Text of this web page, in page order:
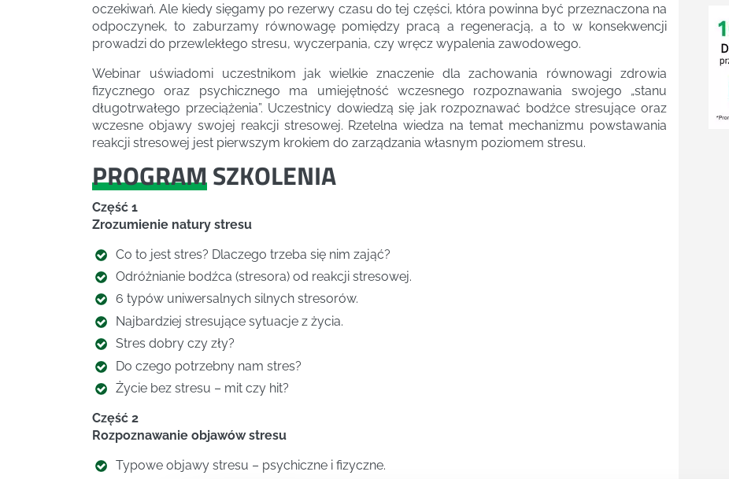
oczekiwań. Ale kiedy sięgamy po rezerwy czasu do tej części, która powinna być przeznaczona na
odpoczynek, to zaburzamy równowagę pomiędzy pracą a regeneracją, a to w konsekwencji
prowadzi do przewlekłego stresu, wyczerpania, czy wręcz wypalenia zawodowego.
Webinar uświadomi uczestnikom jak wielkie znaczenie dla zachowania równowagi zdrowia
fizycznego oraz psychicznego ma umiejętność wczesnego rozpoznawania swojego „stanu
długotrwałego przeciążenia”. Uczestnicy dowiedzą się jak rozpoznawać bodźce stresujące oraz
wczesne objawy swojej reakcji stresowej. Rzetelna wiedza na temat mechanizmu powstawania
reakcji stresowej jest pierwszym krokiem do zarządzania własnym poziomem stresu.
PROGRAMSZKOLENIA
Część 1
Zrozumienie natury stresu
Co to jest stres? Dlaczego trzeba się nim zająć?
Odróżnianie bodźca (stresora) od reakcji stresowej.
6 typów uniwersalnych silnych stresorów.
Najbardziej stresujące sytuacje z życia.
Stres dobry czy zły?
Do czego potrzebny nam stres?
Życie bez stresu – mit czy hit?
Część 2
Rozpoznawanie objawów stresu
Typowe objawy stresu – psychiczne i fizyczne.